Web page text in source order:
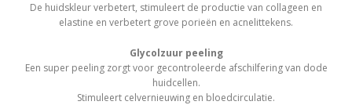
De huidskleur verbetert, stimuleert de productie van collageen en
elastine en verbetert grove porieën en acnelittekens.
Glycolzuur peeling
Een super peeling zorgt voor gecontroleerde afschilfering van dode
huidcellen.
Stimuleert celvernieuwing en bloedcirculatie.